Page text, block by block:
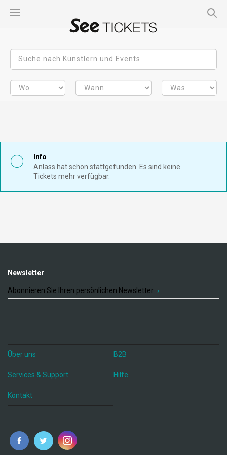
Info
Anlass hat schon stattgefunden. Es sind keine
Tickets mehr verfügbar.
Newsletter
Abonnieren Sie Ihren persönlichen Newsletter
Über uns B2B
Services & Support Hilfe
Kontakt